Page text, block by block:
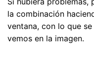
la combinación
ventana, con lo que
vemos en la imagen.